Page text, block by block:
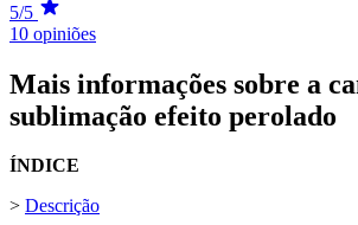
5/5
10 opiniões
Mais informações sobre a
sublimação efeito perolado
ÍNDICE
> Descrição